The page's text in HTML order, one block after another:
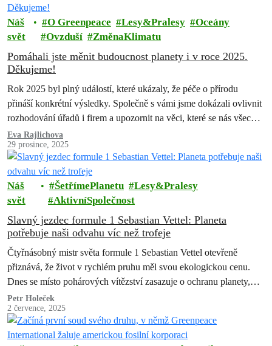
Náš
svět
O Greenpeace Lesy&Pralesy
Oceány
Ovzduší
ZměnaKlimatu
Pomáhali jste měnit budoucnost planety i v roce 2025.
Děkujeme!
Rok 2025 byl plný událostí, které ukázaly, že péče o přírodu
přináší konkrétní výsledky. Společně s vámi jsme dokázali ovlivnit
rozhodování úřadů i firem a upozornit na věci, které se nás všech
dotýkají – ovzduší, lesy i životní prostředí kolem nás. Děkujeme
každému, kdo se jakkoli zapojil. Bez vás bychom následujících
úspěchů nedosáhli.
Eva Rajlichova
29 prosince, 2025
Náš
svět
ŠetřímePlanetu
Lesy&Pralesy
AktivníSpolečnost
Slavný jezdec formule 1 Sebastian Vettel: Planeta
potřebuje naši odvahu víc než trofeje
Čtyřnásobný mistr světa formule 1 Sebastian Vettel otevřeně
přiznává, že život v rychlém pruhu měl svou ekologickou cenu.
Dnes se místo pohárových vítězství zasazuje o ochranu planety,
cestuje s Greenpeace do…
Petr Holeček
2 července, 2025